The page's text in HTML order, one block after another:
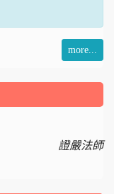
more...
證嚴法師